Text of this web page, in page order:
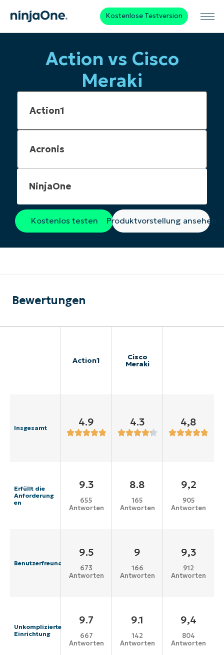
Kostenlose Testversion
Action vs Cisco
Meraki
NinjaOne
Kostenlos testen Produktvorstellung ansehen
Bewertungen
Action1 Cisco
Meraki
Insgesamt 4.9 4.3 4,8
Erfüllt die
Anforderung
en
9.3
655
Antworten
8.8
165
Antworten
9,2
905
Antworten
Benutzerfreundlichkeit
9.5
673
Antworten
9
166
Antworten
9,3
912
Antworten
Unkomplizierte
Einrichtung
9.7
667
Antworten
9.1
142
Antworten
9,4
804
Antworten